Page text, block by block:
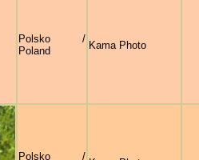
Polsko /
Poland
Kama Photo
Polsko /